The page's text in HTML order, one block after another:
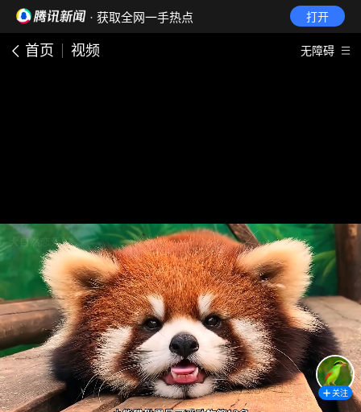
· 获取全网一手热点 打开
首页 视频 无障碍
关注